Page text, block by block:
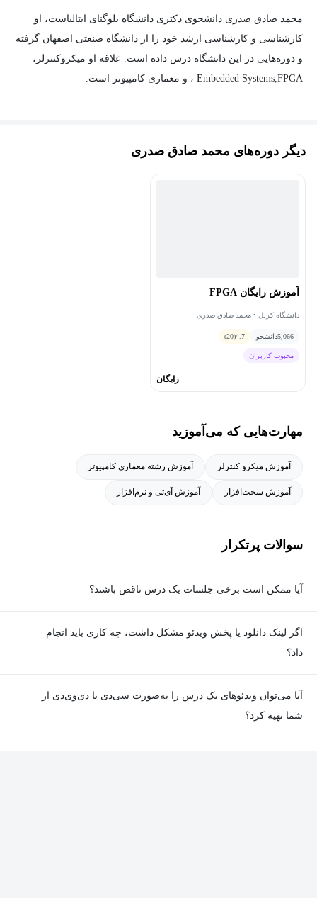
محمد صادق صدری دانشجوی دکتری دانشگاه بلوگنای ایتالیاست، او
کارشناسی و کارشناسی ارشد خود را از دانشگاه صنعتی اصفهان گرفته
و دوره‌هایی در این دانشگاه درس داده است. علاقه او میکروکنترلر،
Embedded Systems,FPGA ، و معماری کامپیوتر است.
دیگر دوره‌های محمد صادق صدری
آموزش رایگان FPGA
دانشگاه کرنل • محمد صادق صدری
5,066دانشجو 4.7
(20)
محبوب کاربران
رایگان
مهارت‌هایی که می‌آموزید
آموزش میکرو کنترلر آموزش رشته معماری کامپیوتر
آموزش سخت‌افزار آموزش آی‌تی و نرم‌افزار
سوالات پرتکرار
آیا ممکن است برخی جلسات یک درس ناقص باشند؟
اگر لینک دانلود یا پخش ویدئو مشکل داشت، چه کاری باید انجام
داد؟
آیا می‌توان ویدئوهای یک درس را به‌صورت سی‌دی یا دی‌وی‌دی از
شما تهیه کرد؟